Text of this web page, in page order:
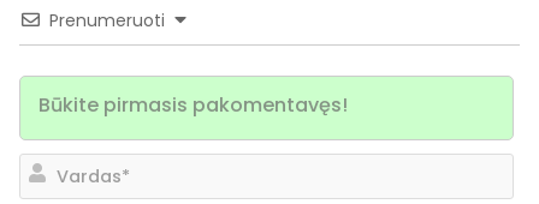
Prenumeruoti